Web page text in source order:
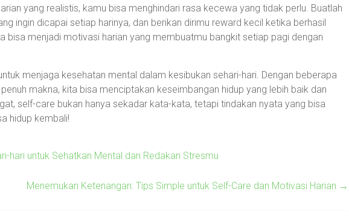
yang realistis, kamu bisa menghindari rasa kecewa yang tidak perlu. Buatlah
ingin dicapai setiap harinya, dan berikan dirimu reward kecil ketika berhasil
bisa menjadi motivasi harian yang membuatmu bangkit setiap pagi dengan
menjaga kesehatan mental dalam kesibukan sehari-hari. Dengan beberapa
makna, kita bisa menciptakan keseimbangan hidup yang lebih baik dan
self-care bukan hanya sekadar kata-kata, tetapi tindakan nyata yang bisa
hidup kembali!
hari untuk Sehatkan Mental dan Redakan Stresmu
Menemukan Ketenangan: Tips Simple untuk Self-Care dan Motivasi Harian →